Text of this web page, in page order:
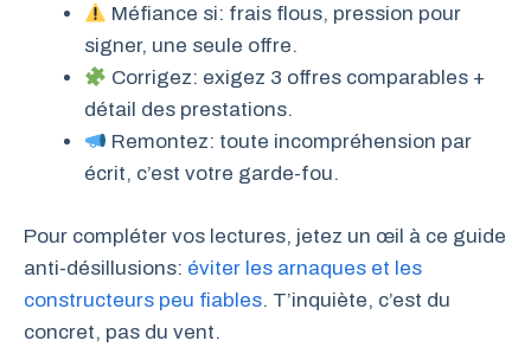
Méfiance si: frais flous, pression pour
signer, une seule offre.
Corrigez: exigez 3 offres comparables +
détail des prestations.
Remontez: toute incompréhension par
écrit, c’est votre garde-fou.
Pour compléter vos lectures, jetez un œil à ce guide
anti-désillusions: éviter les arnaques et les
constructeurs peu fiables. T’inquiète, c’est du
concret, pas du vent.